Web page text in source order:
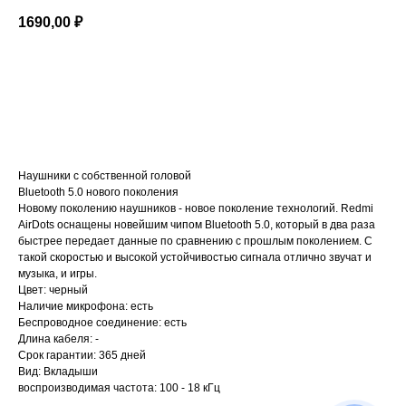
1690,00 ₽
Наушники с собственной головой
Bluetooth 5.0 нового поколения
Новому поколению наушников - новое поколение технологий. Redmi
AirDots оснащены новейшим чипом Bluetooth 5.0, который в два раза
быстрее передает данные по сравнению с прошлым поколением. С
такой скоростью и высокой устойчивостью сигнала отлично звучат и
музыка, и игры.
Цвет: черный
Наличие микрофона: есть
Беспроводное соединение: есть
Длина кабеля: -
Срок гарантии: 365 дней
Вид: Вкладыши
воспроизводимая частота: 100 - 18 кГц